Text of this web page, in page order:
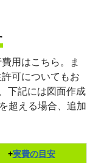
用はこちら。ま
可についてもお
下記には図面作成
を超える場合、追加
+実費の目安